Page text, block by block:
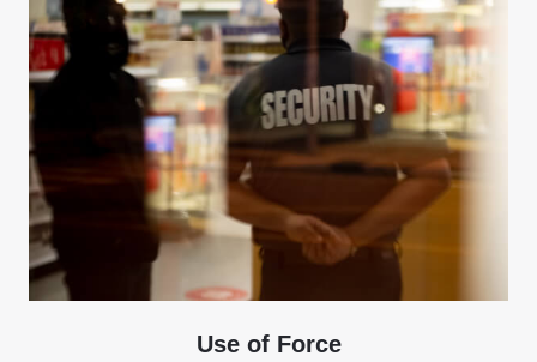
Use of Force